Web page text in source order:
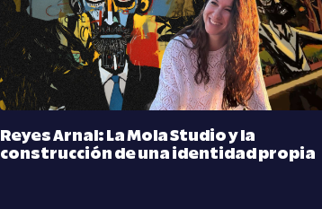
Reyes Arnal: La Mola Studio y la
construcción de una identidad propia